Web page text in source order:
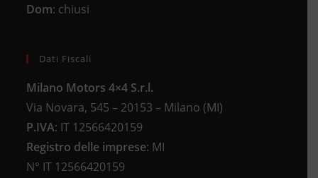
Dom: chiusi
Dati Fiscali
Milano Motors 4×4 S.r.l.
Via Novara, 545 – 20153 – Milano (MI)
P.IVA: IT 12566420159
Registro delle imprese: MI
N° IT 12566420159